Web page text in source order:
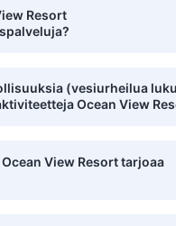
Resort
(vesiurheilua
Ocean View
View Resort tarjoaa